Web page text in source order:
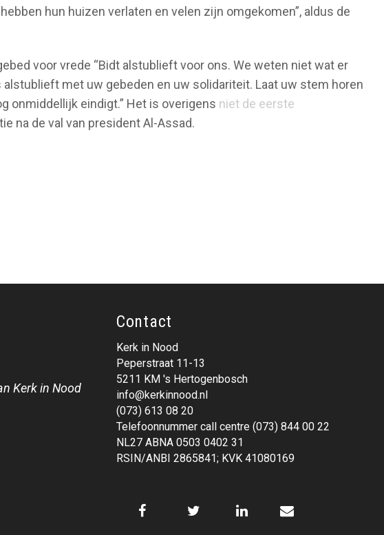
hun huizen verlaten en velen zijn omgekomen”, aldus de
voor vrede “Bidt alstublieft voor ons. We weten niet wat er
alstublieft met uw gebeden en uw solidariteit. Laat uw stem horen
onmiddellijk eindigt.” Het is overigens niet de eerste
na de val van president Al-Assad.
Kerk in Nood
Contact
Kerk in Nood
Peperstraat 11-13
5211 KM 's Hertogenbosch
info@kerkinnood.nl
(073) 613 08 20
Telefoonnummer call centre (073) 844 00 22
NL27 ABNA 0503 0402 31
RSIN/ANBI 2865841; KVK 41080169